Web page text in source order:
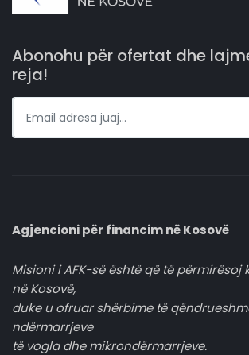
Abonohu për ofertat dhe
reja!
Agjencioni për financim në Kosovë
Misioni i AFK-së është që të përmirësoj
në Kosovë,
duke u ofruar shërbime të
ndërmarrjeve
të vogla dhe mikrondërmarrjeve.